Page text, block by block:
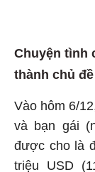
Chuyện tình
thành chủ
Vào hôm 6/
và bạn gái
được cho là
triệu USD